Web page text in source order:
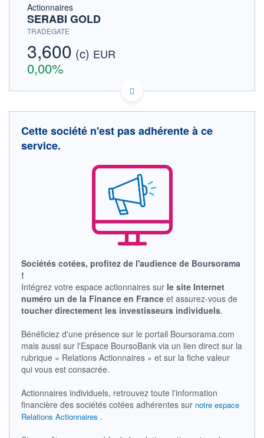
Actionnaires
SERABI GOLD
TRADEGATE
3,600 (c) EUR
0,00%
GB00BG5NDX91 B9O2
Cotation sur les autres places
OUVERTURE
+ BAS
0,000
CAPITAL ÉCHANGÉ
DERNIER ÉCHANGE
13.02.26 / 18:00:00
BAISSE HAUSSE
RENDEMENT
ESTIMÉ 2026
-
PER ESTIMÉ
2026
-
DIVIDENDE
0,00 EUR
DERNIER
DIVIDENDE
-
PROCHAIN
DIVIDENDE
ÉLIGIBILITÉ
Non éligible
Boursobank
Cette société n'est pas adhérente à ce
service.
Sociétés cotées, profitez de l'audience de Boursorama
!
Intégrez votre espace actionnaires sur le site Internet
numéro un de la Finance en France et assurez-vous de
toucher directement les investisseurs individuels.
Bénéficiez d'une présence sur le portail Boursorama.com
mais aussi sur l'Espace BoursoBank via un lien direct sur la
rubrique « Relations Actionnaires » et sur la fiche valeur
qui vous est consacrée.
Actionnaires individuels, retrouvez toute l'information
financière des sociétés cotées adhérentes sur notre espace
Relations Actionnaires .